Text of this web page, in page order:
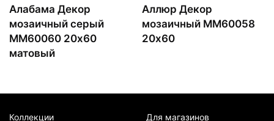
Алабама Декор
мозаичный серый
ММ60060 20х60
матовый
Аллюр Декор
мозаичный MM60058
20х60
Коллекции
Для магазинов